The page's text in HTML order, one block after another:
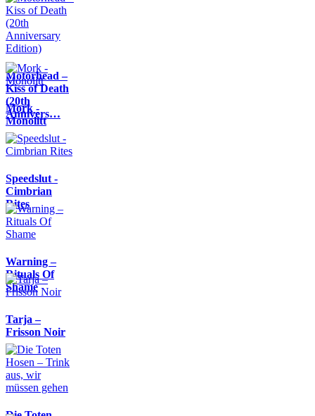
Motörhead –
Kiss of Death
(20th
Annivers…
Mork -
Monolitt
Speedslut -
Cimbrian
Rites
Warning –
Rituals Of
Shame
Tarja –
Frisson Noir